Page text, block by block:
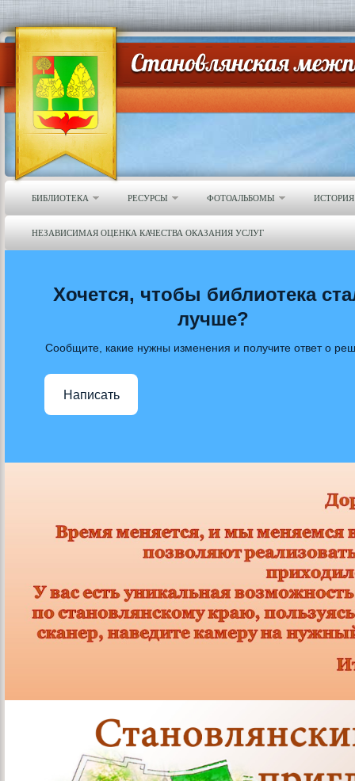
БИБЛИОТЕКА РЕСУРСЫ ФОТОАЛЬБОМЫ
НЕЗАВИСИМАЯ ОЦЕНКА КАЧЕСТВА ОКАЗАНИЯ УСЛУГ
Хочется, чтобы библиотека
лучше?
Сообщите, какие нужны изменения и получите ответ о
Написать